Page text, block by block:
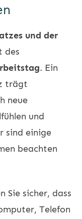
und der
des
. Ein
trägt
neue
und
sind einige
beachten
Sie sicher, dass
Telefon